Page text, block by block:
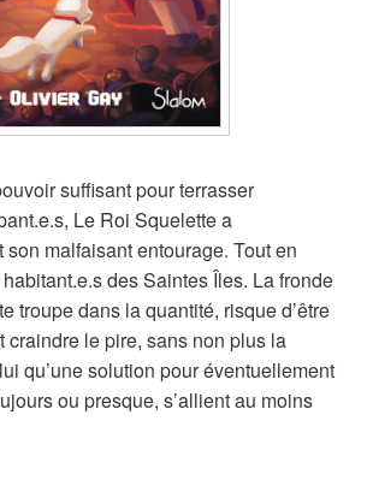
suffisant pour terrasser
Le Roi Squelette a
malfaisant entourage. Tout en
des Saintes Îles. La fronde
troupe dans la quantité, risque d’être
le pire, sans non plus la
qu’une solution pour éventuellement
ou presque, s’allient au moins